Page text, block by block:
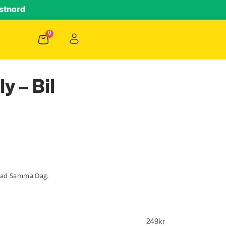
– Bil
Samma Dag.
249kr